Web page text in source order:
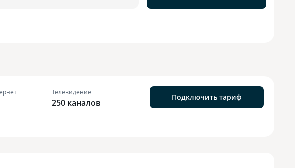
Телевидение
250 каналов
Подключить тариф